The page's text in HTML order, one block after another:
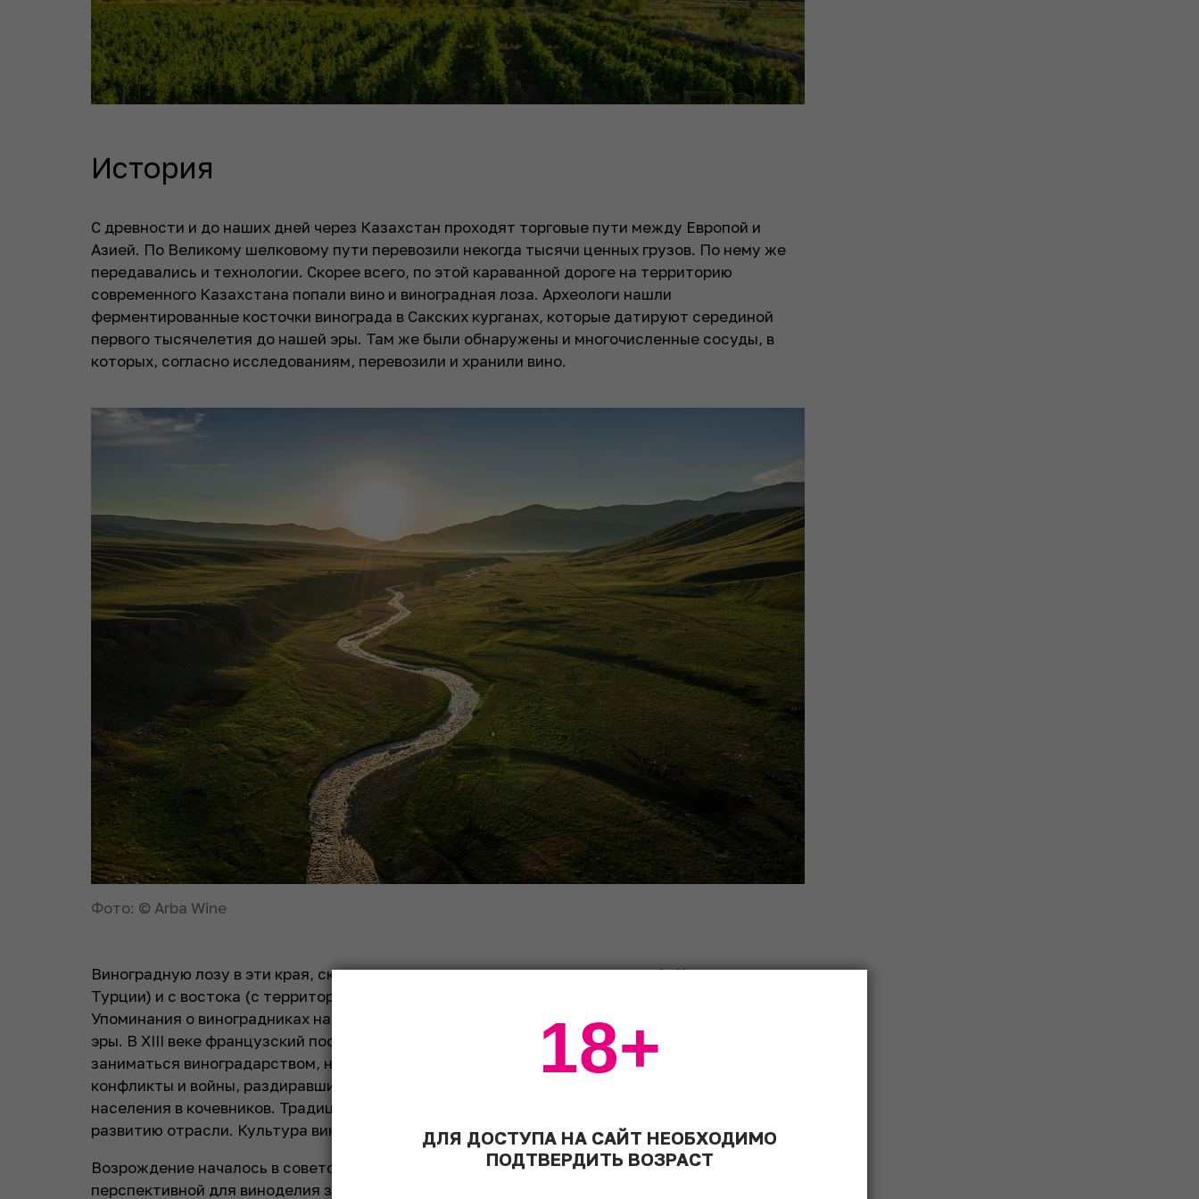
История
С древности и до наших дней через Казахстан проходят торговые пути между Европой и
Азией. По Великому шелковому пути перевозили некогда тысячи ценных грузов. По нему же
передавались и технологии. Скорее всего, по этой караванной дороге на территорию
современного Казахстана попали вино и виноградная лоза. Археологи нашли
ферментированные косточки винограда в Сакских курганах, которые датируют серединой
первого тысячелетия до нашей эры. Там же были обнаружены и многочисленные сосуды, в
которых, согласно исследованиям, перевозили и хранили вино.
Фото: © Arba Wine
Виноградную лозу в эти края, скорее всего, завезли параллельно с запада (с Кавказа или из
Турции) и с востока (с территорий современных Таджикистана, Узбекистана и Афганистана).
Упоминания о виноградниках находят в китайских рукописях, относящихся к VI веку нашей
эры. В XIII веке французский посол писал, что пробовал здесь местное вино. Однако, чтобы
заниматься виноградарством, население должно быть оседлым, а многочисленные
конфликты и войны, раздиравшие регион в Средние века, превратили большую часть
населения в кочевников. Традиции пришедшего сюда ислама также не способствовали
развитию отрасли. Культура виноделия была утрачена.
Возрождение началось в советские времена. Юго-восток Казахстана был признан
перспективной для виноделия зоной. В 1950-60-х годах здесь было высажено около 500
ДЛЯ ДОСТУПА НА САЙТ НЕОБХОДИМО
ПОДТВЕРДИТЬ ВОЗРАСТ
18+